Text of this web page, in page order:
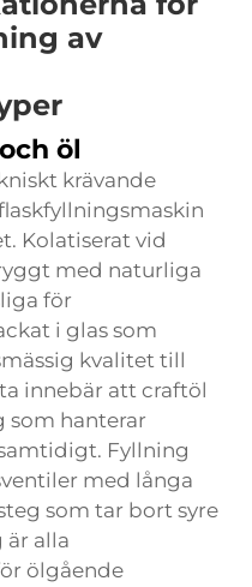
av
öl
krävande
Kolatiserat vid
med naturliga
för
i glas som
kvalitet till
innebär att craftöl
som hanterar
Fyllning
med långa
som tar bort syre
är alla
ölgående